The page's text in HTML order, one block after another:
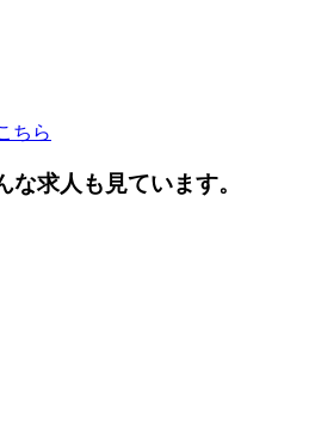
ちら
求人も見ています。